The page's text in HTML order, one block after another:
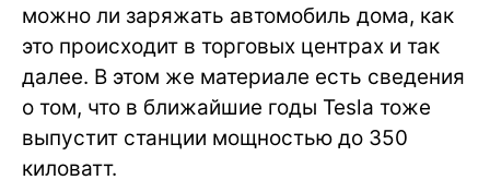
можно ли заряжать автомобиль дома, как
это происходит в торговых центрах и так
далее. В этом же материале есть сведения
о том, что в ближайшие годы Tesla тоже
выпустит станции мощностью до 350
киловатт.